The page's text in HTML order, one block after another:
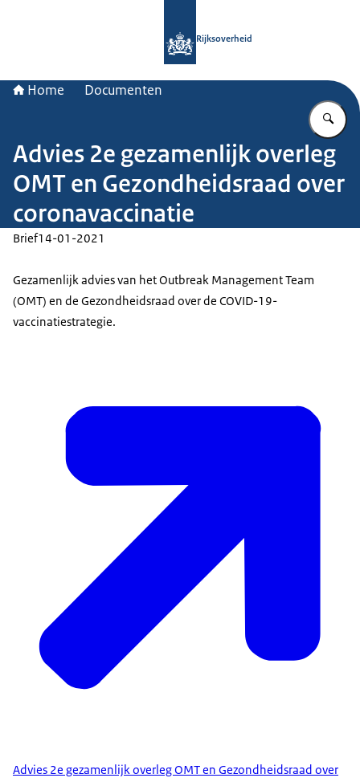
Rijksoverheid
Home Documenten
Advies 2e gezamenlijk overleg
OMT en Gezondheidsraad over
coronavaccinatie
Brief14-01-2021
Gezamenlijk advies van hetOutbreak Management Team
(OMT) en de Gezondheidsraad over de COVID-19-
vaccinatiestrategie.
Advies 2e gezamenlijk overleg OMT en Gezondheidsraad over